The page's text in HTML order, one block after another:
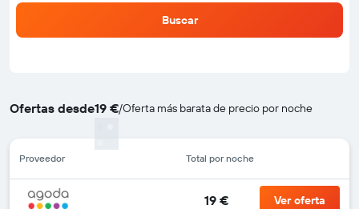
Buscar
Ofertas desde19 €/Oferta más barata de precio por noche
Proveedor Total por noche
19 € Ver oferta